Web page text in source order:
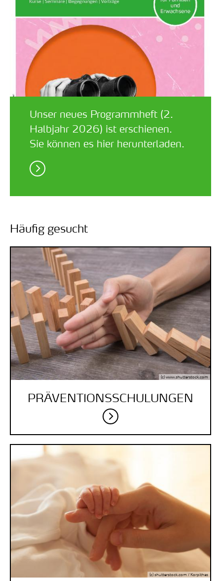
Unser neues Programmheft (2.
Halbjahr 2026) ist erschienen.
Sie können es hier herunterladen.
Häufig gesucht
(c) www.shutterstock.com
PRÄVENTIONSSCHULUNGEN
(c) shutterstock.com / Korpithas